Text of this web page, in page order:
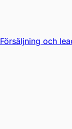
Försäljning och